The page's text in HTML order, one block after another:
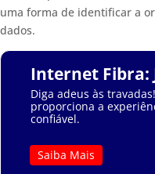
uma forma de identificar a
dados.
Internet Fibra:
Diga adeus às
proporciona a
confiável.
Saiba Mais